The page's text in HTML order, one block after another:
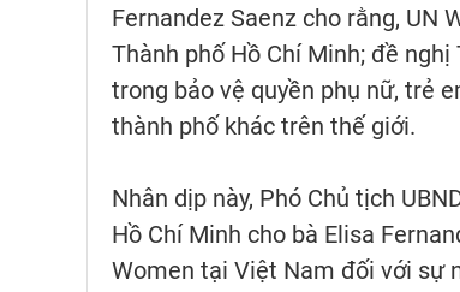
Fernandez Saenz cho rằng,
Thành phố Hồ Chí Minh; đề
trong bảo vệ quyền phụ nữ, trẻ
thành phố khác trên thế giới.
Nhân dịp này, Phó Chủ tịch
Hồ Chí Minh cho bà Elisa
Women tại Việt Nam đối với sự